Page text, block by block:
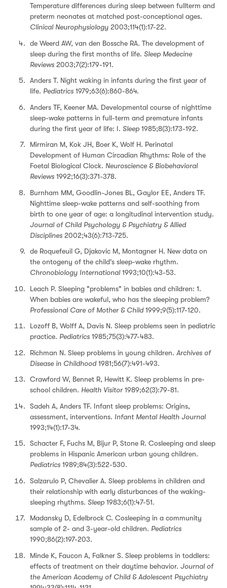
Temperature differences during sleep between fullterm and
preterm neonates at matched post-conceptional ages.
Clinical Neurophysiology 2003;114(1):17-22.
de Weerd AW, van den Bossche RA. The development of
sleep during the first months of life. Sleep Medecine
Reviews 2003;7(2):179-191.
Anders T. Night waking in infants during the first year of
life. Pediatrics 1979;63(6):860-864.
Anders TF, Keener MA. Developmental course of nighttime
sleep-wake patterns in full-term and premature infants
during the first year of life: I. Sleep 1985;8(3):173-192.
Mirmiran M, Kok JH, Boer K, Wolf H. Perinatal
Development of Human Circadian Rhythms: Role of the
Foetal Biological Clock. Neuroscience & Biobehavioral
Reviews 1992;16(3):371-378.
Burnham MM, Goodlin-Jones BL, Gaylor EE, Anders TF.
Nighttime sleep-wake patterns and self-soothing from
birth to one year of age: a longitudinal intervention study.
Journal of Child Psychology & Psychiatry & Allied
Disciplines 2002;43(6):713-725.
de Roquefeuil G, Djakovic M, Montagner H. New data on
the ontogeny of the child's sleep-wake rhythm.
Chronobiology International1993;10(1):43-53.
Leach P. Sleeping "problems" in babies and children: 1.
When babies are wakeful, who has the sleeping problem?
Professional Care of Mother & Child1999;9(5):117-120.
Lozoff B, Wolff A, Davis N. Sleep problems seen in pediatric
practice. Pediatrics 1985;75(3):477-483.
Richman N. Sleep problems in young children. Archives of
Disease in Childhood1981;56(7):491-493.
Crawford W, Bennet R, Hewitt K. Sleep problems in pre-
school children. Health Visitor1989;62(3):79-81.
Sadeh A, Anders TF. Infant sleep problems: Origins,
assessment, interventions. Infant Mental Health Journal
1993;14(1):17-34.
Schacter F, Fuchs M, Bijur P, Stone R. Cosleeping and sleep
problems in Hispanic American urban young children.
Pediatrics 1989;84(3):522-530.
Salzarulo P, Chevalier A. Sleep problems in children and
their relationship with early disturbances of the waking-
sleeping rhythms. Sleep 1983;6(1):47-51.
Madansky D, Edelbrock C. Cosleeping in a community
sample of 2- and 3-year-old children. Pediatrics
1990;86(2):197-203.
Minde K, Faucon A, Falkner S. Sleep problems in toddlers:
effects of treatment on their daytime behavior. Journal of
the American Academy of Child & Adolescent Psychiatry